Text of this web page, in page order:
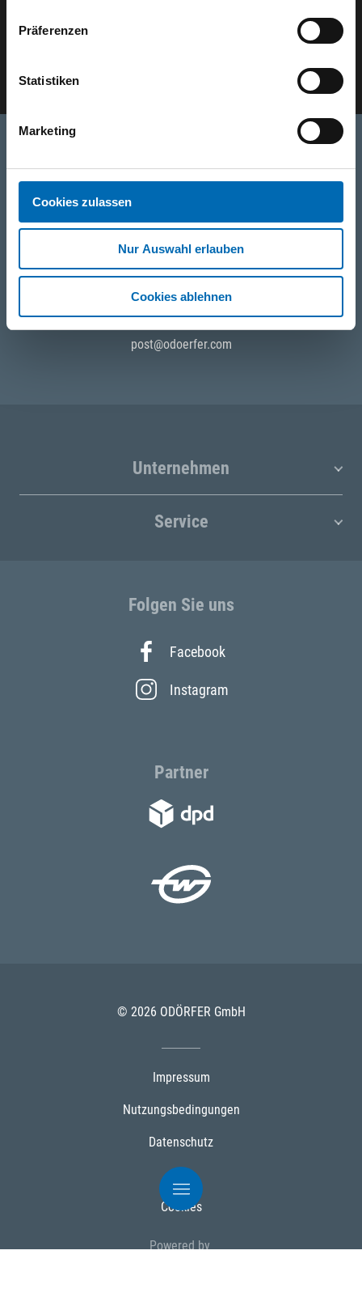
Präferenzen
Statistiken
Marketing
Cookies zulassen
Nur Auswahl erlauben
Cookies ablehnen
Telefon
0316/2771-0(Mo - Do: 07:30 - 17:00 Uhr Fr: 07:30 - 13:00 Uhr)
WhatsApp
+43 (0)676 827 755 55
E-Mail
post@odoerfer.com
Unternehmen
Service
Folgen Sie uns
Facebook
Instagram
Partner
© 2026 ODÖRFER GmbH
Impressum
Nutzungsbedingungen
Datenschutz
AGB
Cookies
Powered by